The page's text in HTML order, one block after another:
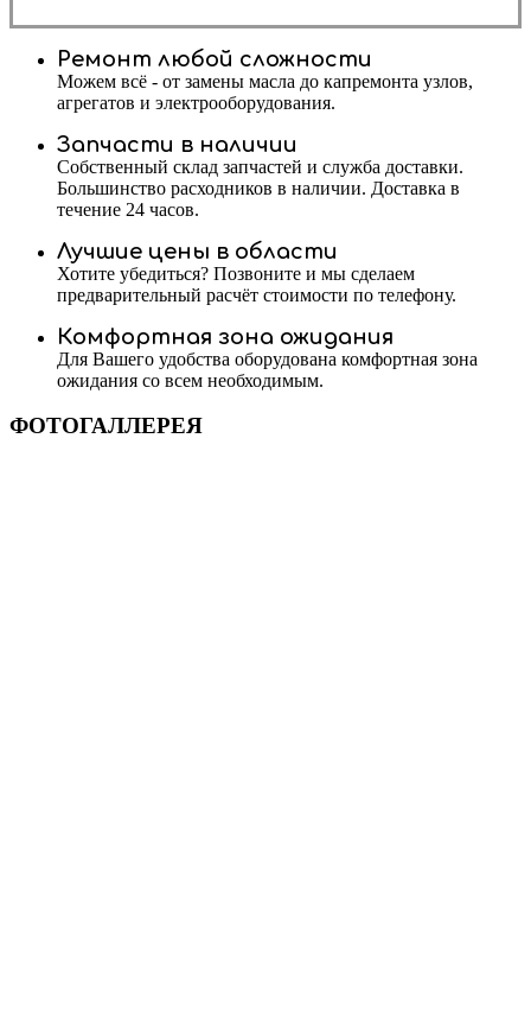
Ремонт любой сложности
Можем всё - от замены масла до капремонта узлов,
агрегатов и электрооборудования.
Запчасти в наличии
Собственный склад запчастей и служба доставки.
Большинство расходников в наличии. Доставка в
течение 24 часов.
Лучшие цены в области
Хотите убедиться? Позвоните и мы сделаем
предварительный расчёт стоимости по телефону.
Комфортная зона ожидания
Для Вашего удобства оборудована комфортная зона
ожидания со всем необходимым.
ФОТОГАЛЛЕРЕЯ